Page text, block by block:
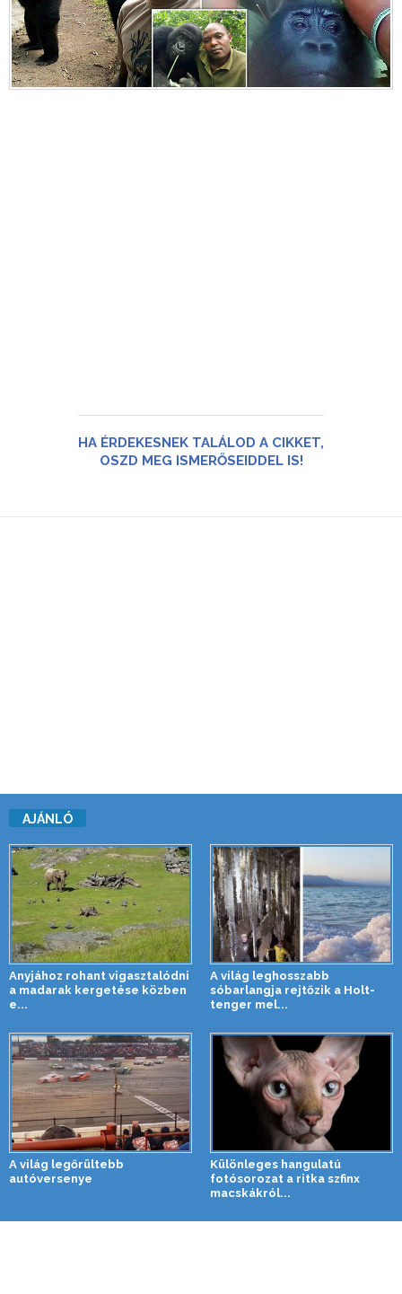
HA ÉRDEKESNEK TALÁLOD A CIKKET,
OSZD MEG ISMERŐSEIDDEL IS!
AJÁNLÓ
Anyjához rohant vigasztalódni
a madarak kergetése közben
e...
A világ leghosszabb
sóbarlangja rejtőzik a Holt-
tenger mel...
A világ legőrültebb
autóversenye
Különleges hangulatú
fotósorozat a ritka szfinx
macskákról...